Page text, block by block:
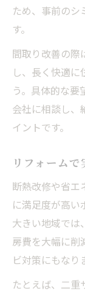
ため、事前のシ
す。
間取り改善の際
し、長く快適
う。具体的な
会社に相談し、
イントです。
リフォーム
断熱改修や省エ
に満足度が高い
大きい地域では
房費を大幅に削
ビ対策にもなり
たとえば、二